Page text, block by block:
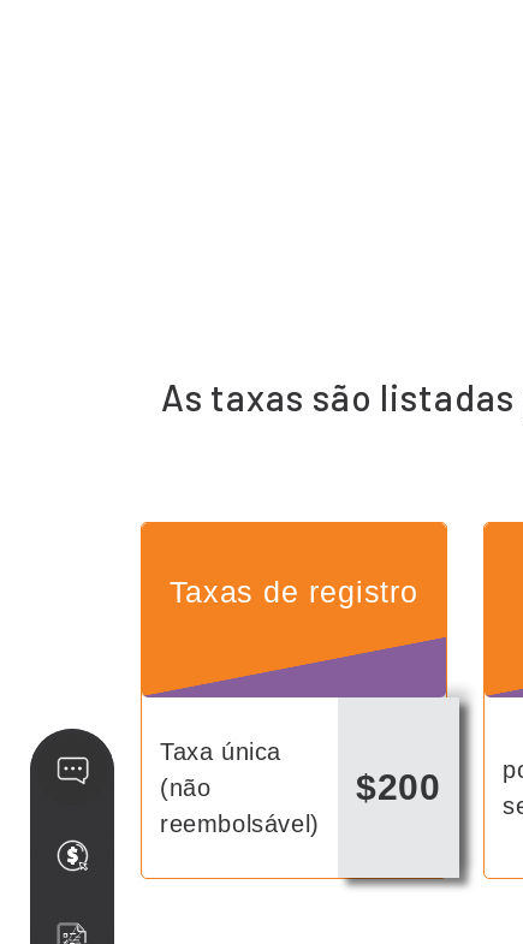
As taxas são
Taxas de registro
Taxa única
(não
reembolsável)
$200